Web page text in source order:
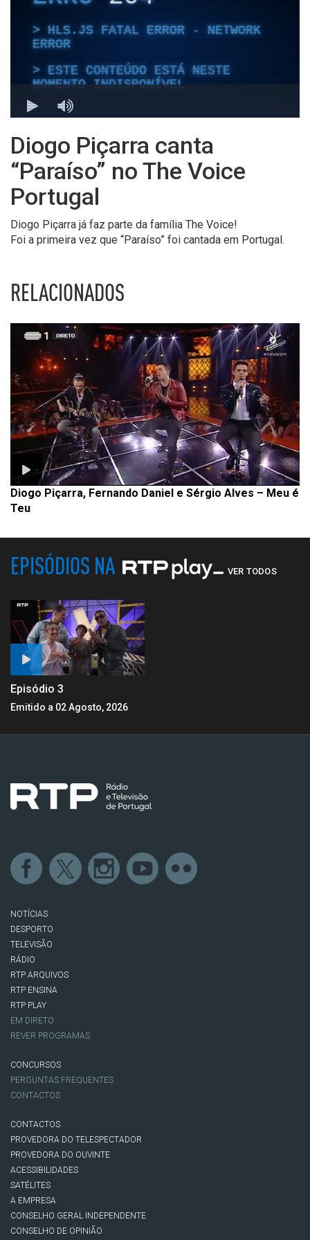
Diogo Piçarra canta
“Paraíso” no The Voice
Portugal
Diogo Piçarra já faz parte da família The Voice!
Foi a primeira vez que “Paraíso” foi cantada em Portugal.
RELACIONADOS
Diogo Piçarra, Fernando Daniel e Sérgio Alves – Meu é
Teu
EPISÓDIOS NA VER TODOS
Episódio 3
Emitido a 02 Agosto, 2026
NOTÍCIAS
DESPORTO
TELEVISÃO
RÁDIO
RTP ARQUIVOS
RTP ENSINA
RTP PLAY
EM DIRETO
REVER PROGRAMAS
CONCURSOS
PERGUNTAS FREQUENTES
CONTACTOS
CONTACTOS
PROVEDORA DO TELESPECTADOR
PROVEDORA DO OUVINTE
ACESSIBILIDADES
SATÉLITES
A EMPRESA
CONSELHO GERAL INDEPENDENTE
CONSELHO DE OPINIÃO